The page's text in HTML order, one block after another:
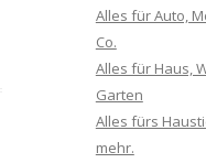
Alles für Auto,
Co.
Alles für Haus,
Garten
Alles fürs
mehr.